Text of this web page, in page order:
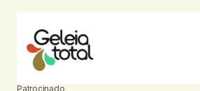
Patrocinado